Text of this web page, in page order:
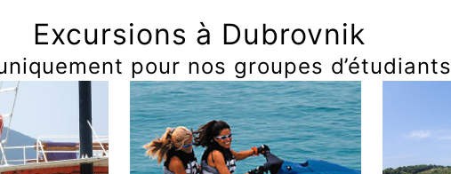
Excursions à Dubrovnik
pour nos groupes d’étudiants